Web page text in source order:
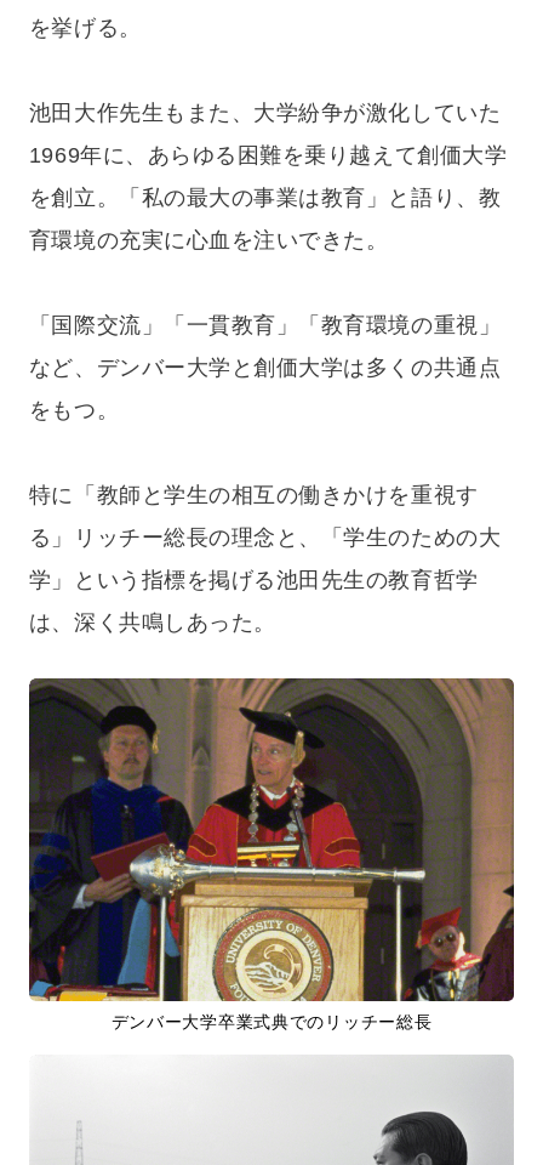
デンバー大学卒業式典でのリッチー総長
を挙げる。
池田大作先生もまた、大学紛争が激化していた
1969年に、あらゆる困難を乗り越えて創価大学
を創立。「私の最大の事業は教育」と語り、教
育環境の充実に心血を注いできた。
「国際交流」「一貫教育」「教育環境の重視」
など、デンバー大学と創価大学は多くの共通点
をもつ。
特に「教師と学生の相互の働きかけを重視す
る」リッチー総長の理念と、「学生のための大
学」という指標を掲げる池田先生の教育哲学
は、深く共鳴しあった。